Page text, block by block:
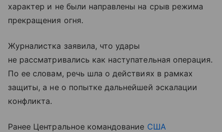
характер и не были направлены на срыв режима
прекращения огня.
Журналистка заявила, что удары
не рассматривались как наступательная операция.
По ее словам, речь шла о действиях в рамках
защиты, а не о попытке дальнейшей эскалации
конфликта.
Ранее Центральное командование США